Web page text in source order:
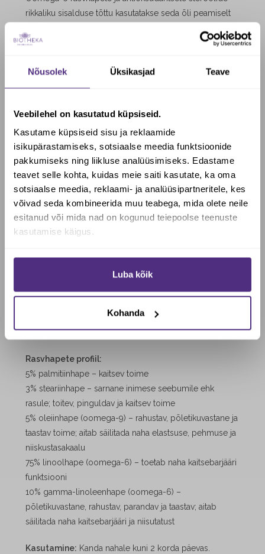
Nõusolek Üksikasjad Teave
Veebilehel on kasutatud küpsiseid.
Kasutame küpsiseid sisu ja reklaamide
isikupärastamiseks, sotsiaalse meedia funktsioonide
pakkumiseks ning liikluse analüüsimiseks. Edastame
teavet selle kohta, kuidas meie saiti kasutate, ka oma
sotsiaalse meedia, reklaami- ja analüüsipartneritele, kes
võivad seda kombineerida muu teabega, mida olete neile
esitanud või mida nad on kogunud teiepoolse teenuste
kasutamise käigus.
Luba kõik
Kohanda
rikkaliku sisalduse tõttu kasutatakse seda õli peamiselt
tugevdamiseks ja toniseerimiseks.
ühtlasi kaitsta tundlikku või ärritunud nahka.
baasõlina looduslikes hooldus- ja kosmeetikatoodetes,
samuti massaažiks ja juuksehoolduseks.
Õli sobib kasutada puhtal nahal vananemisvastase
näokreemi või seerumi, niisutava ja taastava
näohoolduse ning pehmendava ja rahustava kehapiima
osana.
Juustel saab õli kasutada tugevdava seerumina, kandes
seda väikeses koguses juuste otstele või kasutada
taastava maskina, jättes õli enne pesu kuivadesse
Veelgi toetavamaks hoolitsuseks sobib kuningakepiõli
kurgirohu-, argaania- või kibuvitsaõli;
damaskuse roosi või kiviroosiku hüdrosool.
Rasvhapete profiil:
5% palmitiinhape – kaitsev toime
3% steariinhape – sarnane inimese seebumile ehk
rasule; toitev, pinguldav ja kaitsev toime
5% oleiinhape (oomega-9) – rahustav, põletikuvastane ja
taastav toime; aitab säilitada naha elastsuse, pehmuse ja
niiskustasakaalu
75% linoolhape (oomega-6) – toetab naha kaitsebarjääri
funktsiooni
10% gamma-linoleenhape (oomega-6) –
põletikuvastane, rahustav, parandav ja taastav; aitab
säilitada naha kaitsebarjääri ja niisutatust
Kasutamine: Kanda nahale kuni 2 korda päevas.
Soovid saada Biotheka e-poes
allahindlust?
Jah, soovin soodustust